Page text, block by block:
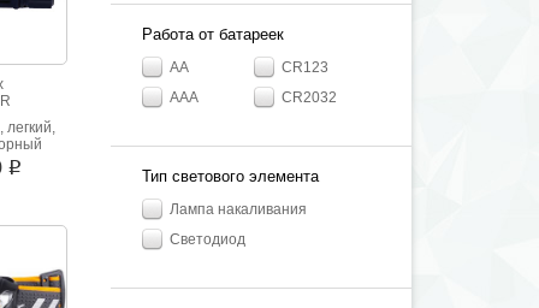
легкий,
для
i
Работа от батареек
AA
AAA
CR123
CR2032
Тип светового элемента
Лампа накаливания
Светодиод